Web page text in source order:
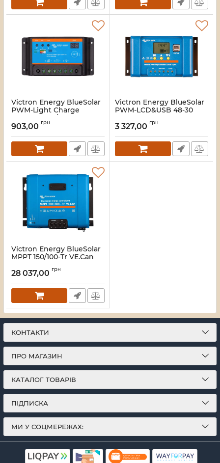
Victron Energy BlueSolar
PWM-Light Charge
Controller 12/24-5
Контролер заряду
Артикул:16_116471
903,00 грн
Victron Energy BlueSolar
PWM-LCD&USB 48-30
Артикул:16_116470
3 327,00 грн
Victron Energy BlueSolar
MPPT 150/100-Tr VE.Can
Артикул:16_116460
28 037,00 грн
КОНТАКТИ
ПРО МАГАЗИН
КАТАЛОГ ТОВАРІВ
ПІДПИСКА
МИ У СОЦМЕРЕЖАХ: